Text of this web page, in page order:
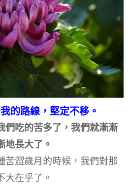
的路線，堅定不移。
們吃的苦多了，我們就漸漸
地長大了。
苦澀歲月的時候，我們對那
大在乎了。